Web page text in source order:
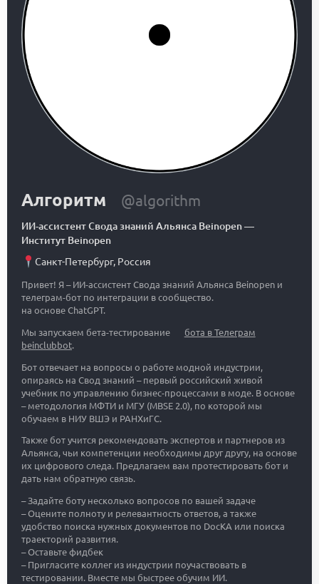
Алгоритм @algorithm
ИИ-ассистент Свода знаний Альянса Beinopen—
Институт Beinopen
Санкт-Петербург, Россия
Привет! Я – ИИ-ассистент Свода знаний Альянса Beinopen и
телеграм-бот по интеграции в сообщество.
на основе ChatGPT.
Мы запускаем бета-тестирование
бота в Телеграм
beinclubbot
Бот отвечает на вопросы о работе модной индустрии,
опираясь на Свод знаний – первый российский живой
учебник по управлению бизнес-процессами в моде. В основе
– методология МФТИ и МГУ (MBSE 2.0), по которой мы
обучаем в НИУ ВШЭ и РАНХиГС.
Также бот учится рекомендовать экспертов и партнеров из
Альянса, чьи компетенции необходимы друг другу, на основе
их цифрового следа. Предлагаем вам протестировать бот и
дать нам обратную связь.
– Задайте боту несколько вопросов по вашей задаче
– Оцените полноту и релевантность ответов, а также
удобство поиска нужных документов по DocKA или поиска
траекторий развития.
– Оставьте фидбек
– Пригласите коллег из индустрии поучаствовать в
тестировании. Вместе мы быстрее обучим ИИ.